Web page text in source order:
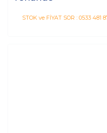
STOK ve FİYAT SOR : 0533 481